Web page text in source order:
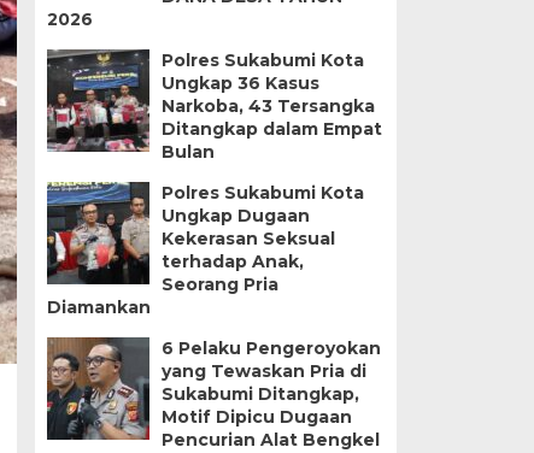
2026
Polres Sukabumi Kota
Ungkap 36 Kasus
Narkoba, 43 Tersangka
Ditangkap dalam Empat
Bulan
Polres Sukabumi Kota
Ungkap Dugaan
Kekerasan Seksual
terhadap Anak,
Seorang Pria
Diamankan
6 Pelaku Pengeroyokan
yang Tewaskan Pria di
Sukabumi Ditangkap,
Motif Dipicu Dugaan
Pencurian Alat Bengkel